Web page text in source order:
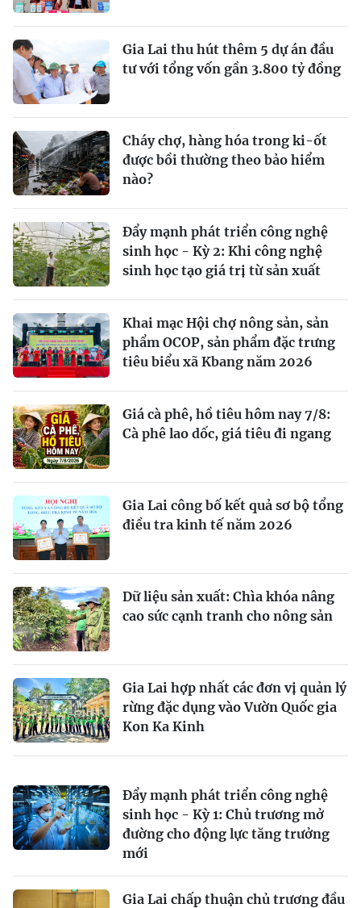
Gia Lai thu hút thêm 5 dự án đầu
tư với tổng vốn gần 3.800 tỷ đồng
Cháy chợ, hàng hóa trong ki-ốt
được bồi thường theo bảo hiểm
nào?
Đẩy mạnh phát triển công nghệ
sinh học - Kỳ 2: Khi công nghệ
sinh học tạo giá trị từ sản xuất
Khai mạc Hội chợ nông sản, sản
phẩm OCOP, sản phẩm đặc trưng
tiêu biểu xã Kbang năm 2026
Giá cà phê, hồ tiêu hôm nay 7/8:
Cà phê lao dốc, giá tiêu đi ngang
Gia Lai công bố kết quả sơ bộ tổng
điều tra kinh tế năm 2026
Dữ liệu sản xuất: Chìa khóa nâng
cao sức cạnh tranh cho nông sản
Gia Lai hợp nhất các đơn vị quản lý
rừng đặc dụng vào Vườn Quốc gia
Kon Ka Kinh
Đẩy mạnh phát triển công nghệ
sinh học - Kỳ 1: Chủ trương mở
đường cho động lực tăng trưởng
mới
Gia Lai chấp thuận chủ trương đầu